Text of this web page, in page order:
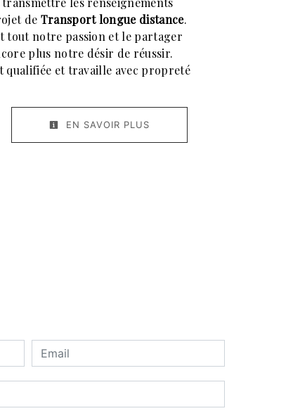
de Transport longue distance.
tout notre passion et le partager
plus notre désir de réussir.
qualifiée et travaille avec propreté
EN SAVOIR PLUS